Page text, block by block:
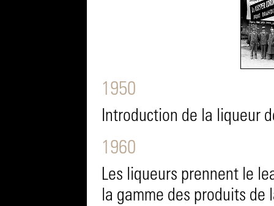
1950
Introduction de la liqueur
1960
Les liqueurs prennent le
la gamme des produits de